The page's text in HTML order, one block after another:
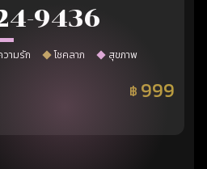
9436
วามรัก โชคลาภ สุขภาพ
฿ 999